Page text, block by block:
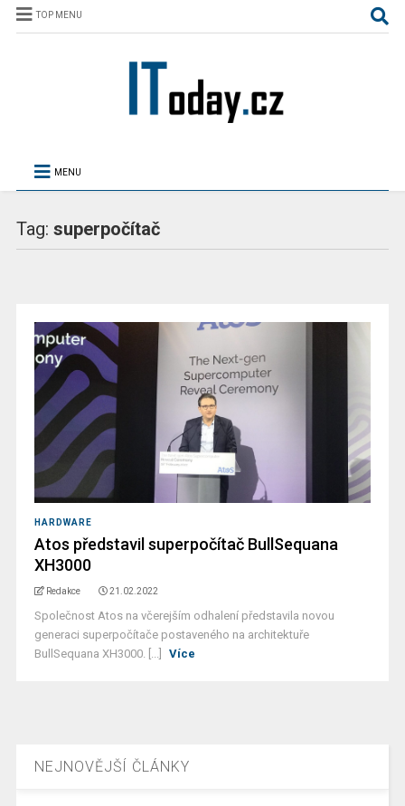
TOP MENU
MENU
Tag: superpočítač
HARDWARE
Atos představil superpočítač BullSequana
XH3000
Redakce 21.02.2022
Společnost Atos na včerejším odhalení představila novou
generaci superpočítače postaveného na architektuře
BullSequana XH3000. [...]
Více
NEJNOVĚJŠÍ ČLÁNKY